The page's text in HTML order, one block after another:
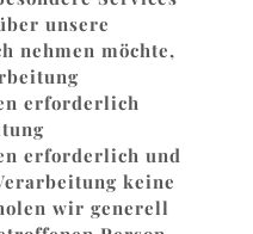
unsere
nehmen möchte,
erforderlich
erforderlich und
keine
wir generell